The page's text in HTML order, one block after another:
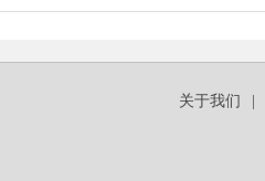
关于我们